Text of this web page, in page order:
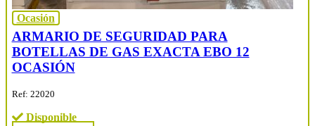
Ocasión
ARMARIO DE SEGURIDAD PARA
BOTELLAS DE GAS EXACTA EBO 12
OCASIÓN
Ref: 22020
Disponible